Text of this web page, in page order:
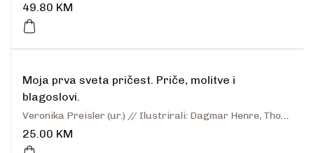
49.80 KM
Moja prva sveta pričest. Priče, molitve i
blagoslovi.
Veronika Preisler (ur.) // Ilustrirali: Dagmar Henre, Thorsten Salein
25.00 KM